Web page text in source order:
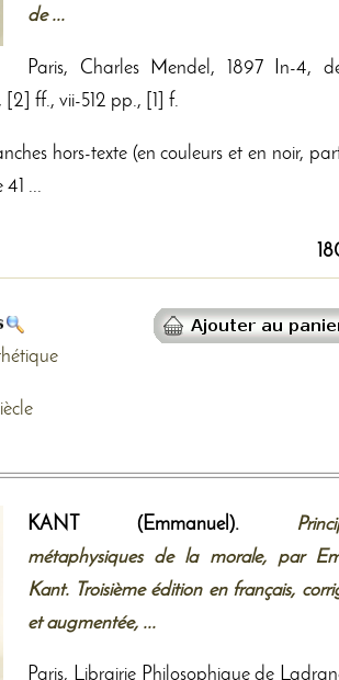
de ...
Paris, Charles Mendel, 1897 In-4,
[2] ff., vii-512 pp., [1] f.
hors-texte (en couleurs et en noir,
41 ...
KANT (Emmanuel).
métaphysiques de la morale, par
Kant. Troisième édition en français,
et augmentée, ...
Paris, Librairie Philosophique de